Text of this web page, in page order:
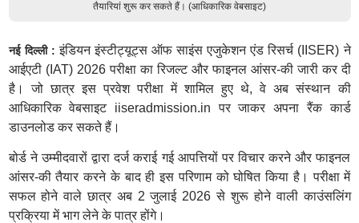
तैयारियां शुरू कर सकते हैं। (आधिकारिक वेबसाइट)
नई दिल्ली :इंडियन इंस्टीट्यूट्स ऑफ साइंस एजुकेशन एंड रिसर्च (IISER) ने
आईएटी (IAT) 2026 परीक्षा का रिजल्ट और फाइनल आंसर-की जारी कर दी
है। जो छात्र इस प्रवेश परीक्षा में शामिल हुए थे, वे अब संस्थान की
आधिकारिक वेबसाइट iiseradmission.in पर जाकर अपना रैंक कार्ड
डाउनलोड कर सकते हैं।
बोर्ड ने उम्मीदवारों द्वारा दर्ज कराई गई आपत्तियों पर विचार करने और फाइनल
आंसर-की तैयार करने के बाद ही इस परिणाम को घोषित किया है। परीक्षा में
सफल होने वाले छात्र अब 2 जुलाई 2026 से शुरू होने वाली काउंसलिंग
प्रक्रिया में भाग लेने के पात्र होंगे।